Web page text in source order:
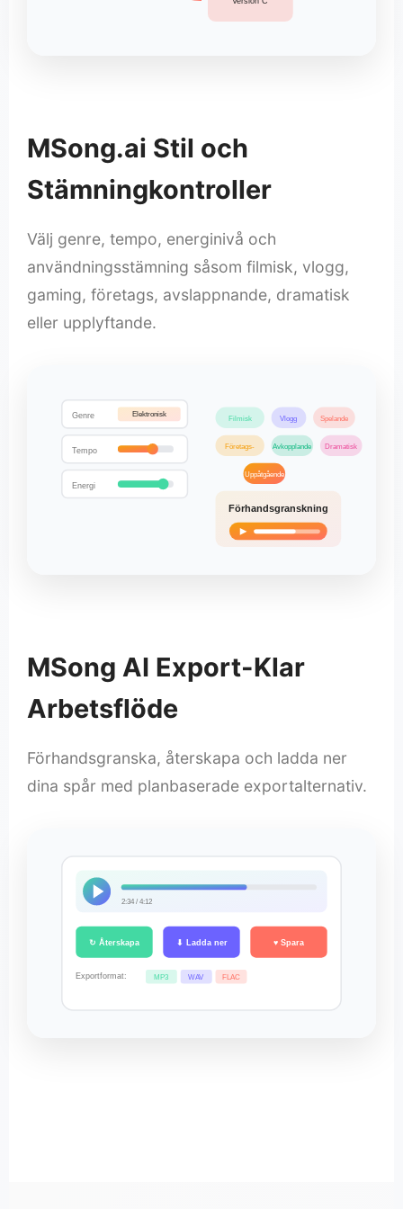
MSong.ai Stil och
Stämningkontroller
Välj genre, tempo, energinivå och
användningsstämning såsom filmisk, vlogg,
gaming, företags, avslappnande, dramatisk
eller upplyftande.
Genre Elektronisk
Tempo
Energi
Filmisk Vlogg Spelande
Företags- Avkopplande Dramatisk
Uppåtgående
Förhandsgranskning
MSong AI Export-Klar
Arbetsflöde
Förhandsgranska, återskapa och ladda ner
dina spår med planbaserade exportalternativ.
2:34 / 4:12
↻ Återskapa ⬇ Ladda ner ♥ Spara
Exportformat: MP3 WAV FLAC